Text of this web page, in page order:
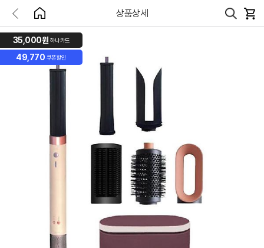
상품상세
35,000원 하나카드
49,770 쿠폰할인